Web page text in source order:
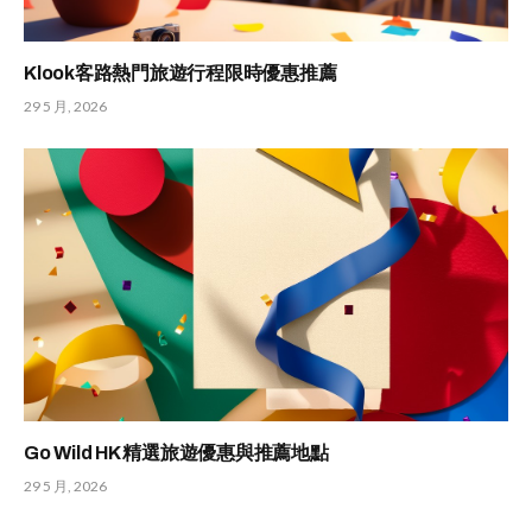
Klook客路熱門旅遊行程限時優惠推薦
29 5 月, 2026
Go Wild HK 精選旅遊優惠與推薦地點
29 5 月, 2026